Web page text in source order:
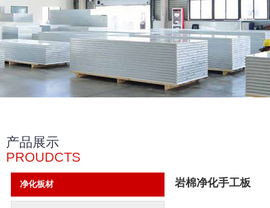
产品展示
PROUDCTS
净化板材 岩棉净化手工板